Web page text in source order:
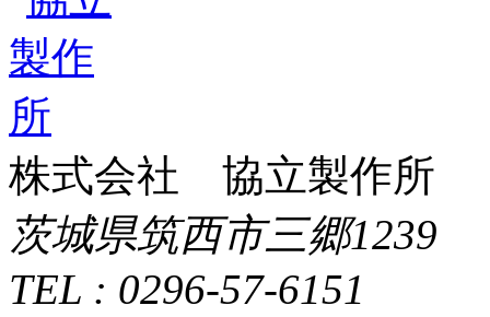
株式会社 協立製作所
茨城県筑西市三郷1239
TEL : 0296-57-6151